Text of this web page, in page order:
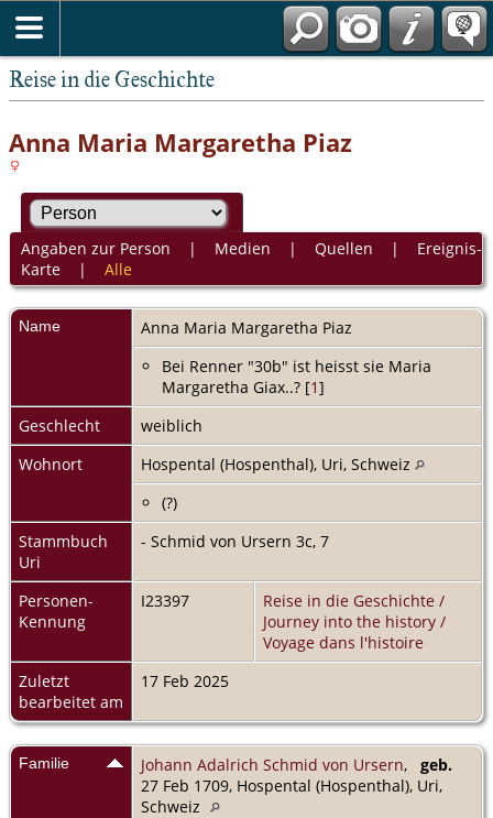
Reise in die Geschichte
Anna Maria Margaretha Piaz
Angaben zur Person | Medien | Quellen | Ereignis-
Karte| Alle
Name Anna Maria Margaretha Piaz
Bei Renner "30b" ist heisst sie Maria
Margaretha Giax..? [1]
Geschlecht
weiblich
Wohnort
Hospental (Hospenthal), Uri, Schweiz
(?)
Stammbuch
Uri
- Schmid von Ursern 3c, 7
Personen-
Kennung
I23397
Reise in die Geschichte /
Journey into the history /
Voyage dans l'histoire
Zuletzt
bearbeitet am
17 Feb 2025
Familie Johann Adalrich Schmid von Ursern, geb.
27 Feb 1709, Hospental (Hospenthal), Uri,
Schweiz